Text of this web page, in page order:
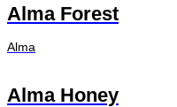
Alma Forest
Alma
Alma Honey